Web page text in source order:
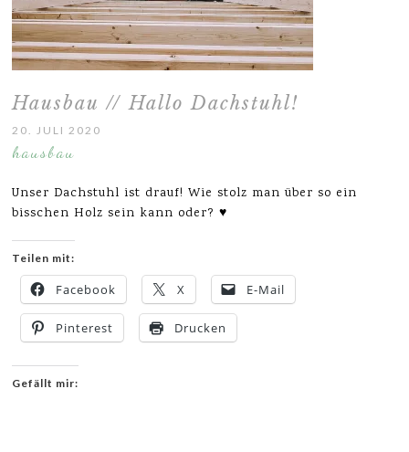
Hausbau // Hallo Dachstuhl!
20. JULI 2020
hausbau
Unser Dachstuhl ist drauf! Wie stolz man über so ein
bisschen Holz sein kann oder? ♥
Teilen mit:
Facebook X E-Mail
Pinterest Drucken
Gefällt mir: